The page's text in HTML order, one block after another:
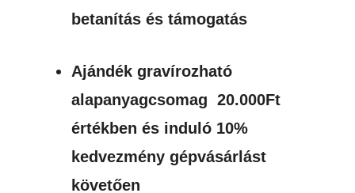
betanítás és támogatás
Ajándék gravírozható
alapanyagcsomag 20.000Ft
értékben és induló 10%
kedvezmény gépvásárlást
követően